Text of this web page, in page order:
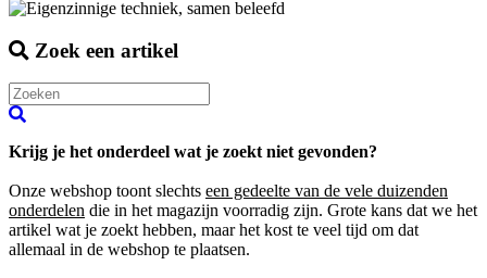
Zoek een artikel
Krijg je het onderdeel wat je zoekt niet gevonden?
Onze webshop toont slechts een gedeelte van de vele duizenden
onderdelen die in het magazijn voorradig zijn. Grote kans dat we het
artikel wat je zoekt hebben, maar het kost te veel tijd om dat
allemaal in de webshop te plaatsen.